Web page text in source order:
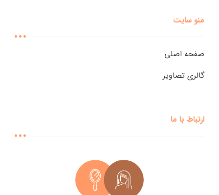
منو سایت
صفحه اصلی
گالری تصاویر
ارتباط با ما